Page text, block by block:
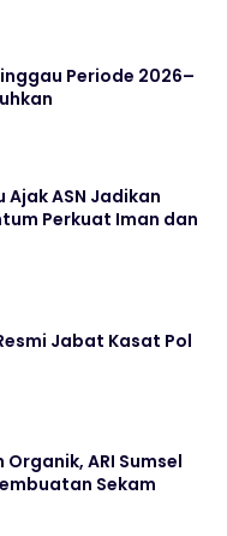
Periode 2026–
ASN Jadikan
Perkuat Iman dan
Jabat Kasat Pol
ARI Sumsel
Sekam